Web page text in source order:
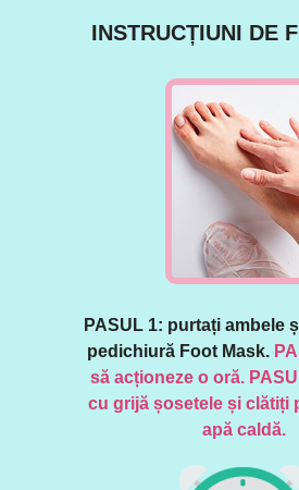
INSTRUCȚIUNI DE
PASUL 1: purtați ambele
pedichiură Foot Mask.
să acționeze o oră.
cu grijă șosetele și clătiți
apă caldă.